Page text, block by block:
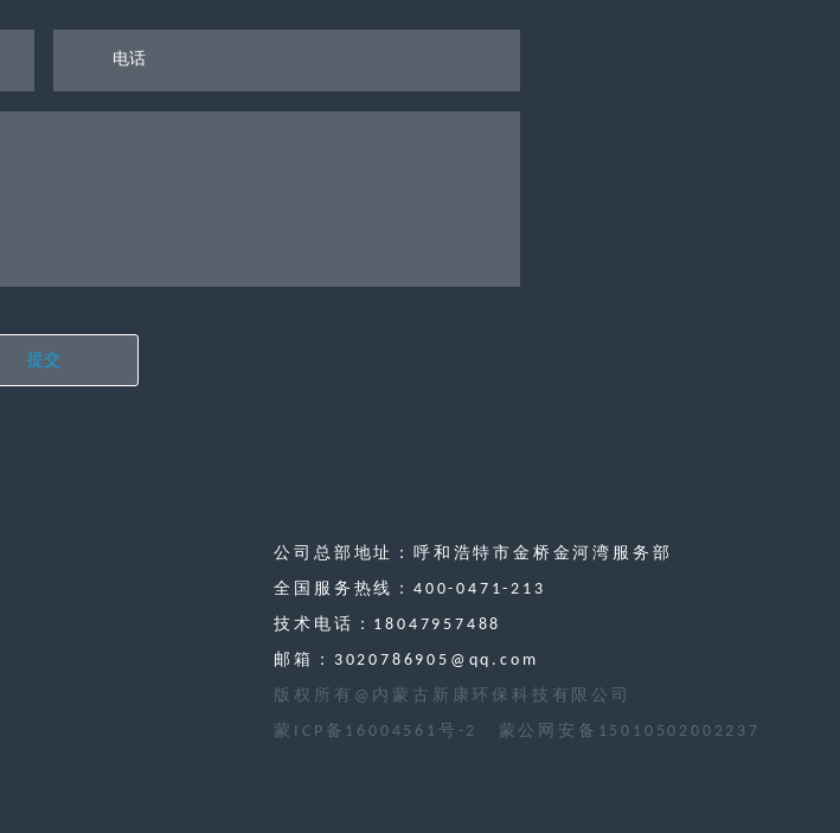
提交
公司总部地址：呼和浩特市金桥金河湾服务部
全国服务热线：400-0471-213
技术电话：18047957488
邮箱：3020786905@qq.com
版权所有@内蒙古新康环保科技有限公司
蒙ICP备16004561号-2
蒙公网安备15010502002237